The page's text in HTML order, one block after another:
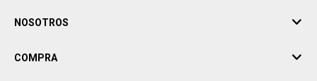
NOSOTROS
COMPRA